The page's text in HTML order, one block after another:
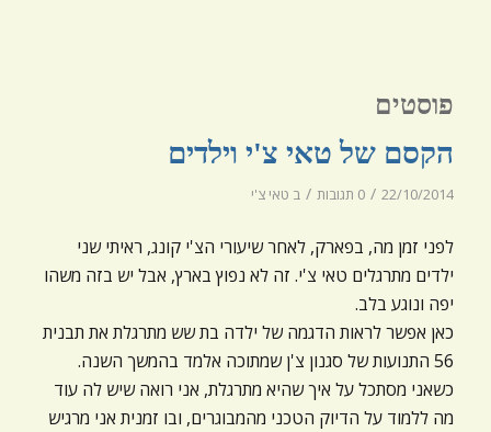
פוסטים
הקסם של טאי צ'י וילדים
22/10/2014
/ 0 תגובות / ב טאי צ'י
לפני זמן מה, בפארק, לאחר שיעורי הצ'י קונג, ראיתי שני
ילדים מתרגלים טאי צ'י. זה לא נפוץ בארץ, אבל יש בזה משהו
יפה ונוגע בלב.
כאן אפשר לראות הדגמה של ילדה בת שש מתרגלת את תבנית
56 התנועות של סגנון צ'ן שמתוכה אלמד בהמשך השנה.
כשאני מסתכל על איך שהיא מתרגלת, אני רואה שיש לה עוד
מה ללמוד על הדיוק הטכני מהמבוגרים, ובו זמנית אני מרגיש